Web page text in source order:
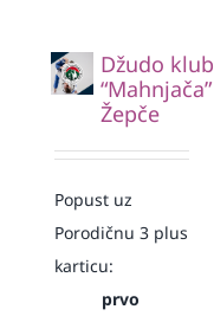
Džudo klub
“Mahnjača”
Žepče
Popust uz
Porodičnu 3 plus
karticu:
prvo